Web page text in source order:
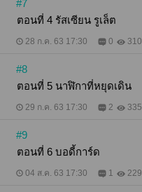
#7
ตอนที่ 4 รัสเซียน รูเล็ต
28 ก.ค. 63 17:30 0 310
#8
ตอนที่ 5 นาฬิกาที่หยุดเดิน
29 ก.ค. 63 17:30 2 335
#9
ตอนที่ 6 บอดี้การ์ด
04 ส.ค. 63 17:30 1 229